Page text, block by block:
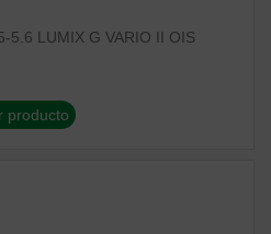
5.6 LUMIX G VARIO II OIS
producto